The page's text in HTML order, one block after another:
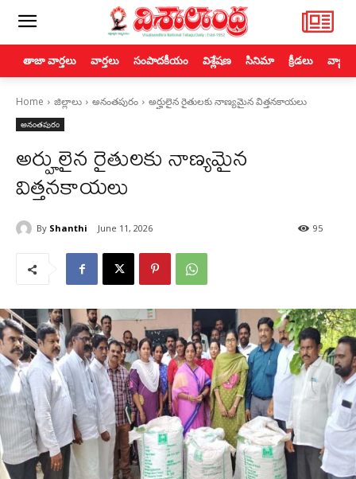
తాజా వార్తలు వార్తలు సంపాదకీయం విశ్లేషణ సినిమా క్రీడలు
Home జిల్లాలు అనంతపురం అర్హులైన రైతులకు నాణ్యమైన విత్తనకాయలు
అనంతపురం
అర్హులైన రైతులకు నాణ్యమైన
విత్తనకాయలు
By Shanthi June 11, 2026 95